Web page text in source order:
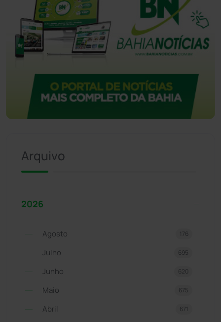
Arquivo
2026
Agosto 176
Julho 695
Junho 620
Maio 675
Abril 671